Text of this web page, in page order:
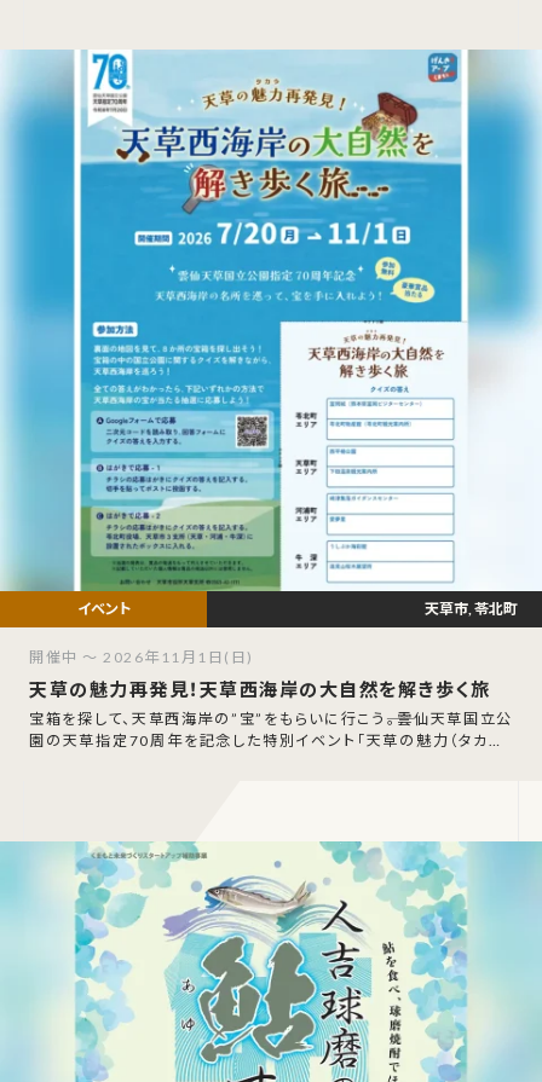
天草の魅力再発見！天草西海岸の大自然を解き歩く旅
宝箱を探して、天草西海岸の”宝”をもらいに行こう――。雲仙天草国立公
園の天草指定70周年を記念した特別イベント「天草の魅力（タカラ）
天草市, 苓北町
開催中 ～ 2026年11月1日(日)